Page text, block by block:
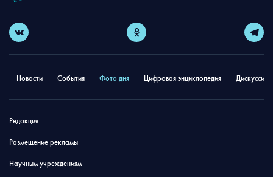
Новости События Фото дня Цифровая энциклопедия
Редакция
Размещение рекламы
Научным учреждениям